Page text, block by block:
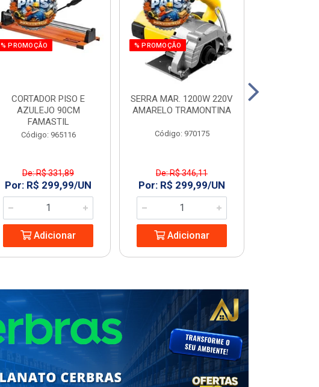
% PROMOÇÃO
CORTADOR PISO E
AZULEJO 90CM
FAMASTIL
Código: 965116
De: R$ 331,89
Por: R$ 299,99/UN
Adicionar
% PROMOÇÃO
SERRA MAR. 1200W 220V
AMARELO TRAMONTINA
Código: 970175
De: R$ 346,11
Por: R$ 299,99/UN
Adicionar